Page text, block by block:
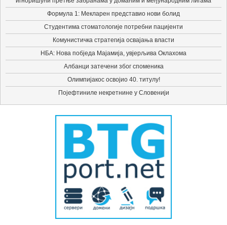
Формула 1: Мекларен представио нови болид
Студентима стоматологије потребни пацијенти
Комунистичка стратегија освајања власти
НБА: Нова побједа Мајамија, увјерљива Оклахома
Албанци затечени због споменика
Олимпијакос освојио 40. титулу!
Појефтиниле некретнине у Словенији